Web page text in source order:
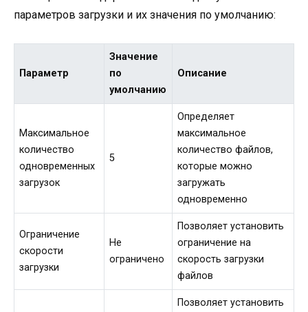
параметров загрузки и их значения по умолчанию:
Параметр
Значение
по
умолчанию
Описание
Максимальное
количество
одновременных
загрузок
5
Определяет
максимальное
количество файлов,
которые можно
загружать
одновременно
Ограничение
скорости
загрузки
Не
ограничено
Позволяет установить
ограничение на
скорость загрузки
файлов
Позволяет установить